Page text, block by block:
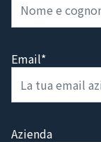
Nome*
Email*